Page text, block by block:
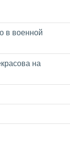
в военной
на